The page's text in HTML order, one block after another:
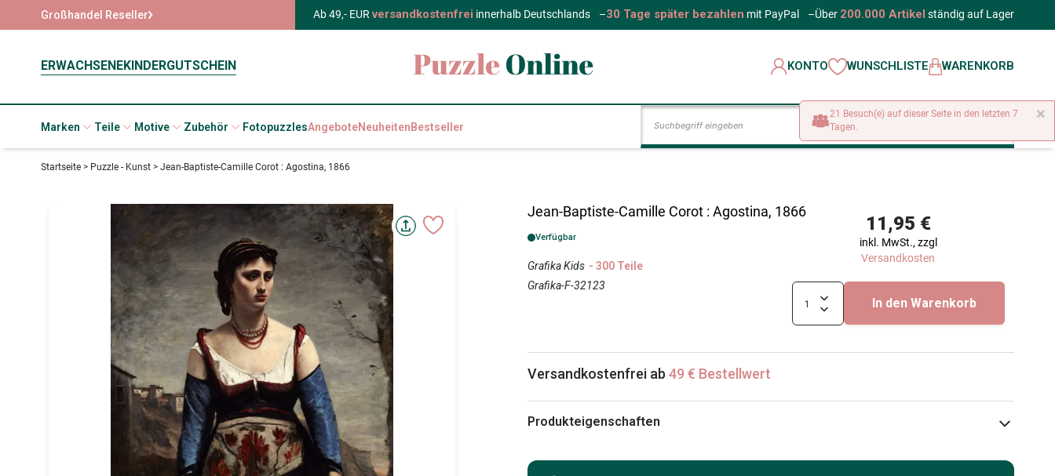
Großhandel Reseller Ab 49,- EURversandkostenfrei innerhalb Deutschlands –30 Tage später bezahlen mit PayPal –Über 200.000 Artikel ständig auf Lager
ERWACHSENEKINDERGUTSCHEIN KONTO WUNSCHLISTE WARENKORB
Marken Teile Motive Zubehör FotopuzzlesAngeboteNeuheitenBestseller
Startseite > Puzzle - Kunst > Jean-Baptiste-Camille Corot : Agostina, 1866
Jean-Baptiste-Camille Corot : Agostina, 1866
Verfügbar
Grafika Kids - 300 Teile
Grafika-F-32123
11,95 €
inkl. MwSt., zzgl
Versandkosten
In den Warenkorb
Versandkostenfrei ab 49 € Bestellwert
Produkteigenschaften
×
21 Besuch(e) auf dieser Seite in den letzten 7
Tagen.